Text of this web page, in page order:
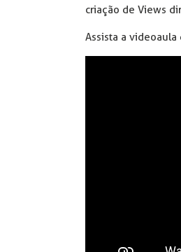
criação de Views
Assista a videoaula